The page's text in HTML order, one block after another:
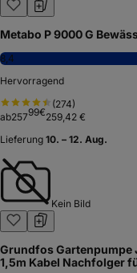
Metabo P 9000 G
8,4
Hervorragend
(274)
ab25799€259,42 €
Lieferung 10. – 12. Aug.
Kein Bild
Grundfos Gartenpumpe
1,5m Kabel Nachfolger